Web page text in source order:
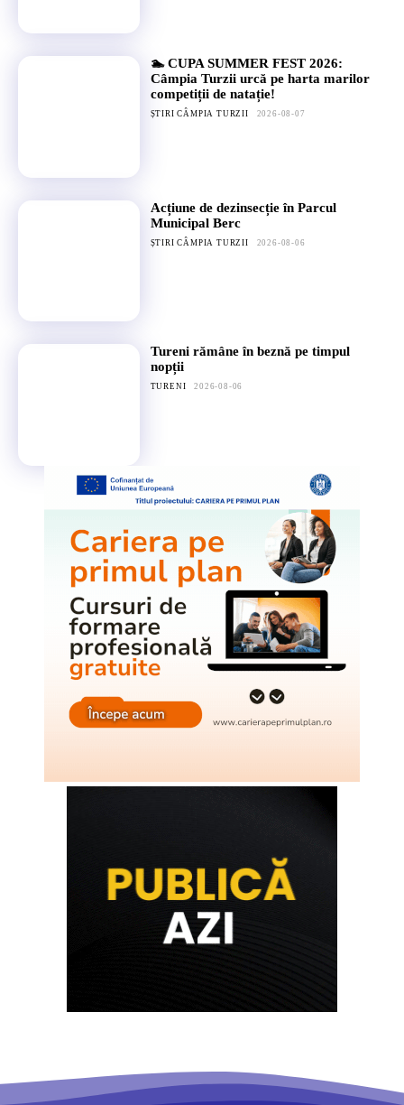
🏊 CUPA SUMMER FEST 2026:
Câmpia Turzii urcă pe harta marilor
competiții de natație!
ȘTIRI CÂMPIA TURZII 2026-08-07
Acțiune de dezinsecție în Parcul
Municipal Berc
ȘTIRI CÂMPIA TURZII 2026-08-06
Tureni rămâne în beznă pe timpul
nopții
TURENI 2026-08-06